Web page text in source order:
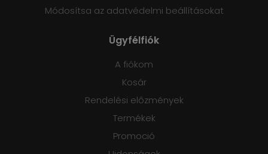
Módosítsa az adatvédelmi beállításokat
Ügyfélfiók
A fiókom
Kosár
Rendelési előzmények
Termékek
Promoció